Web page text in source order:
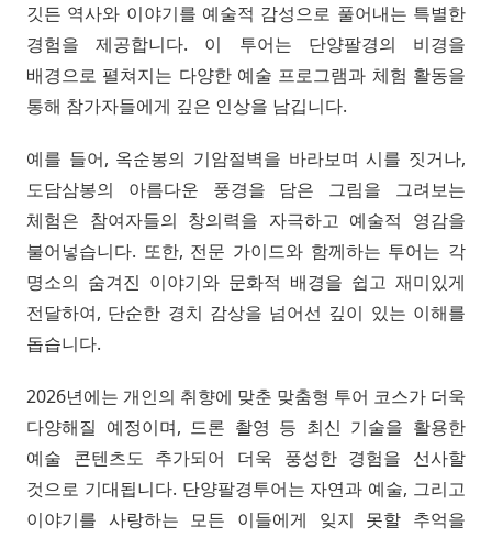
깃든 역사와 이야기를 예술적 감성으로 풀어내는 특별한
경험을 제공합니다. 이 투어는 단양팔경의 비경을
배경으로 펼쳐지는 다양한 예술 프로그램과 체험 활동을
통해 참가자들에게 깊은 인상을 남깁니다.
예를 들어, 옥순봉의 기암절벽을 바라보며 시를 짓거나,
도담삼봉의 아름다운 풍경을 담은 그림을 그려보는
체험은 참여자들의 창의력을 자극하고 예술적 영감을
불어넣습니다. 또한, 전문 가이드와 함께하는 투어는 각
명소의 숨겨진 이야기와 문화적 배경을 쉽고 재미있게
전달하여, 단순한 경치 감상을 넘어선 깊이 있는 이해를
돕습니다.
2026년에는 개인의 취향에 맞춘 맞춤형 투어 코스가 더욱
다양해질 예정이며, 드론 촬영 등 최신 기술을 활용한
예술 콘텐츠도 추가되어 더욱 풍성한 경험을 선사할
것으로 기대됩니다. 단양팔경투어는 자연과 예술, 그리고
이야기를 사랑하는 모든 이들에게 잊지 못할 추억을